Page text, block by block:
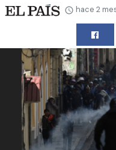
hace 2